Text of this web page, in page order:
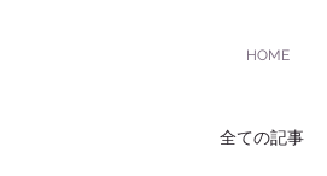
HOME
全ての記事